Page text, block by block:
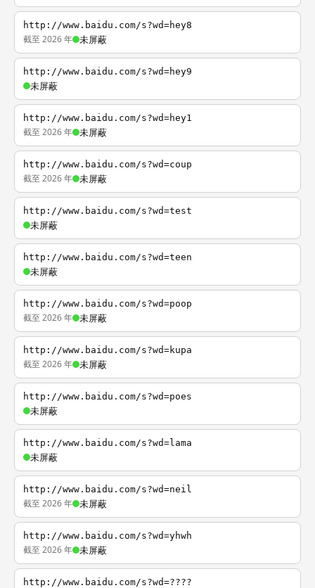
http://www.baidu.com/s?wd=hey8
截至 2026 年 未屏蔽
http://www.baidu.com/s?wd=hey9
未屏蔽
http://www.baidu.com/s?wd=hey1
截至 2026 年 未屏蔽
http://www.baidu.com/s?wd=coup
截至 2026 年 未屏蔽
http://www.baidu.com/s?wd=test
未屏蔽
http://www.baidu.com/s?wd=teen
未屏蔽
http://www.baidu.com/s?wd=poop
截至 2026 年 未屏蔽
http://www.baidu.com/s?wd=kupa
截至 2026 年 未屏蔽
http://www.baidu.com/s?wd=poes
未屏蔽
http://www.baidu.com/s?wd=lama
未屏蔽
http://www.baidu.com/s?wd=neil
截至 2026 年 未屏蔽
http://www.baidu.com/s?wd=yhwh
截至 2026 年 未屏蔽
http://www.baidu.com/s?wd=????